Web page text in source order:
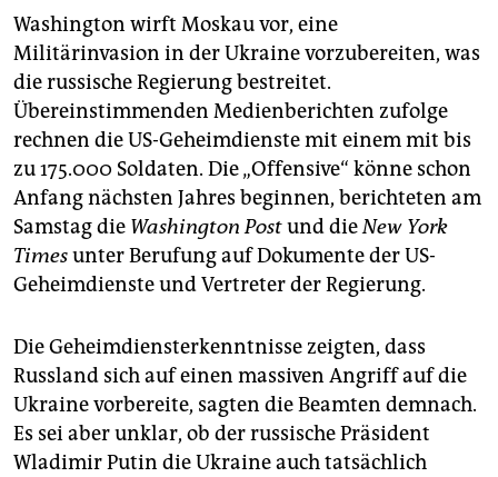
Washington wirft Moskau vor, eine
Militärinvasion in der Ukraine vorzubereiten, was
die russische Regierung bestreitet.
Übereinstimmenden Medienberichten zufolge
rechnen die US-Geheimdienste mit einem mit bis
zu 175.000 Soldaten. Die „Offensive“ könne schon
Anfang nächsten Jahres beginnen, berichteten am
Samstag die Washington Postund dieNew York
Timesunter Berufung auf Dokumente der US-
Geheimdienste und Vertreter der Regierung.
Die Geheimdiensterkenntnisse zeigten, dass
Russland sich auf einen massiven Angriff auf die
Ukraine vorbereite, sagten die Beamten demnach.
Es sei aber unklar, ob der russische Präsident
Wladimir Putin die Ukraine auch tatsächlich